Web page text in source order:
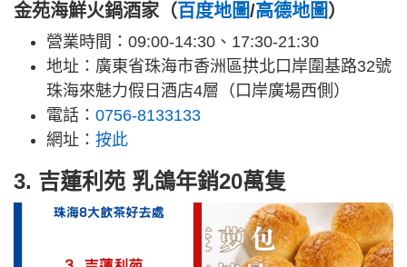
金苑海鮮火鍋酒家（百度地圖/高德地圖 ）
營業時間：09:00-14:30、17:30-21:30
地址：廣東省珠海市香洲區拱北口岸圍基路32號
珠海來魅力假日酒店4層（口岸廣場西側）
電話： 0756-8133133
網址： 按此
3. 吉蓮利苑 乳鴿年銷20萬隻